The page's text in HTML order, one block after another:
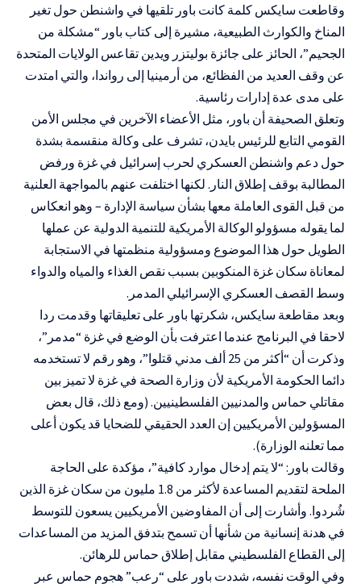
وقاطعت سايكس كلمة كانت باور تلقيها في واشنطن حول تغير
المناخ والكوارث الطبيعية، مشيرة إلى كتاب باور “مشكلة من
الجحيم”، الحائز على جائزة بوليتزر ويدين تقاعس الولايات المتحدة
عن وقف العديد من الفظائع، من أرمينيا إلى رواندا، والتي امتدت
على مدى عدة إدارات رئاسية.
وتعلق الصحيفة أن باور، مثل الأعضاء الآخرين في مجلس الأمن
القومي التابع للرئيس بايدن، تشرف على وكالة منقسمة بشدة
حول دعم واشنطن العسكري لحرب إسرائيل في غزة ورفض
المطالبة بوقف إطلاق النار. لكنها اختلفت عنهم بالمواجهة العلنية
من قبل القوى العاملة معها بشأن سياسة الإدارة – وهو انعكاس
لما يقوله مسؤولو الوكالة الأمريكية للتنمية الدولية عن عملها
الطويل حول هذا الموضوع ومسؤولية منظمتها في الاستجابة
لمعاناة سكان غزة المنكوبين بسبب نقص الغذاء والمياه والدواء
وسط القصف العسكري الإسرائيلي المدمر.
وبعد مقاطعة سايكس، شكرتها باور على تعليقاتها وقدمت ردا
لاحقا في البرنامج عندما اعترفت بأن الوضع في غزة “مدمر”،
وذكرت أن “أكثر من 25 ألف مدني قتلوا”، وهو رقم لا تستخدمه
دائما الحكومة الأمريكية لأن وزارة الصحة في غزة لا تميز بين
مقاتلي حماس والمدنيين الفلسطينيين. (ومع ذلك، قال بعض
المسؤولين الأمريكيين إن العدد الحقيقي للضحايا قد يكون أعلى
مما تعلنه الوزارة).
وقالت باور: “لا يتم إدخال موارد كافية”، مؤكدة على الحاجة
الملحة لتقديم المساعدة لأكثر من 1.8 مليون من سكان غزة الذين
شُردوا. وأشارت إلى أن المفاوضين الأمريكيين يسعون للتوسط
في هدنة إنسانية من شأنها أن تسمح بتدفق المزيد من المساعدات
إلى القطاع الفلسطيني مقابل إطلاق حماس للرهائن.
وفي الوقت نفسه، شددت باور على “رعب” هجوم حماس عبر